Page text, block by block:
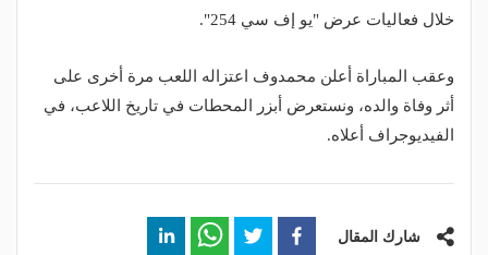
خلال فعاليات عرض "يو إف سي 254".
وعقب المباراة أعلن محمدوف اعتزاله اللعب مرة أخرى على
أثر وفاة والده، ونستعرض أبزر المحطات في تاريخ اللاعب، في
الفيديوجراف أعلاه.
شارك المقال